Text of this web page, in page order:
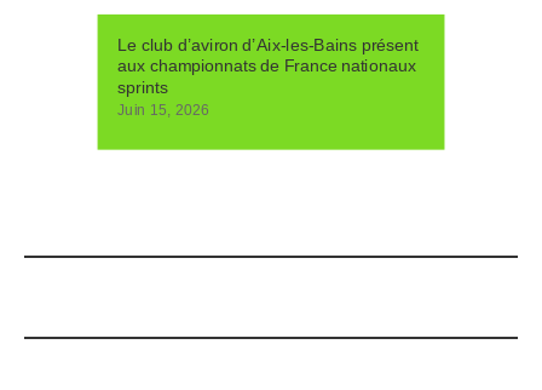
Le club d’aviron d’Aix-les-Bains présent
aux championnats de France nationaux
sprints
Juin 15, 2026